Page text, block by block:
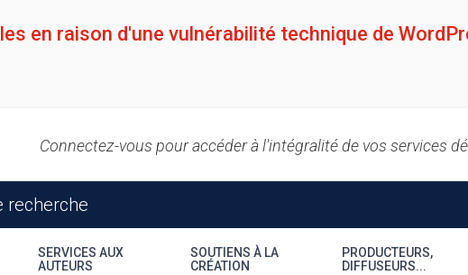
en raison d'une vulnérabilité technique de
Connectez-vous pour accéder à l'intégralité de vos services
SERVICES AUX
AUTEURS
SOUTIENS À LA
CRÉATION
PRODUCTEURS,
DIFFUSEURS...